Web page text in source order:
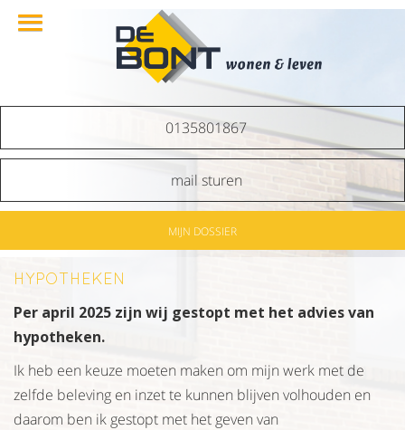
0135801867
mail sturen
MIJN DOSSIER
HYPOTHEKEN
Per april 2025 zijn wij gestopt met het advies van
hypotheken.
Ik heb een keuze moeten maken om mijn werk met de
zelfde beleving en inzet te kunnen blijven volhouden en
daarom ben ik gestopt met het geven van